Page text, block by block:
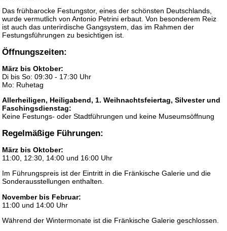
Das frühbarocke Festungstor, eines der schönsten Deutschlands,
wurde vermutlich von Antonio Petrini erbaut. Von besonderem Reiz
ist auch das unterirdische Gangsystem, das im Rahmen der
Festungsführungen zu besichtigen ist.
Öffnungszeiten:
März bis Oktober:
Di bis So: 09:30 - 17:30 Uhr
Mo: Ruhetag
Allerheiligen, Heiligabend, 1. Weihnachtsfeiertag, Silvester und
Faschingsdienstag:
Keine Festungs- oder Stadtführungen und keine Museumsöffnung
Regelmäßige Führungen:
März bis Oktober:
11:00, 12:30, 14:00 und 16:00 Uhr
Im Führungspreis ist der Eintritt in die Fränkische Galerie und die
Sonderausstellungen enthalten.
November bis Februar:
11:00 und 14:00 Uhr
Während der Wintermonate ist die Fränkische Galerie geschlossen.